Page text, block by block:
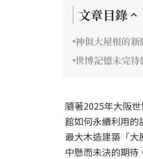
文章目錄
神似大屋根的
世博記憶未完
隨著2025年大阪
館如何永續利用的
最大木造建築「
中懸而未決的期待